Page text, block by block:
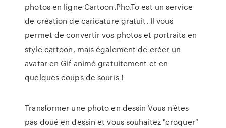
photos en ligne Cartoon.Pho.To est un service
de création de caricature gratuit. Il vous
permet de convertir vos photos et portraits en
style cartoon, mais également de créer un
avatar en Gif animé gratuitement et en
quelques coups de souris !
Transformer une photo en dessin Vous n'êtes
pas doué en dessin et vous souhaitez "croquer"